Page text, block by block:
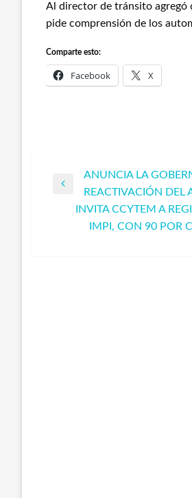
Al director de tránsito agregó
pide comprensión de los
Comparte esto:
Facebook X
Entrada
anterior
ANUNCIA LA
REACTIVACIÓN DEL
INVITA CCYTEM A
IMPI, CON 90 POR